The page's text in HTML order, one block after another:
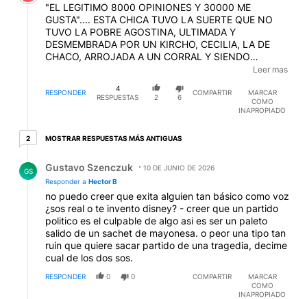
"EL LEGITIMO 8000 OPINIONES Y 30000 ME
GUSTA".... ESTA CHICA TUVO LA SUERTE QUE NO
TUVO LA POBRE AGOSTINA, ULTIMADA Y
DESMEMBRADA POR UN KIRCHO, CECILIA, LA DE
CHACO, ARROJADA A UN CORRAL Y SIENDO
ALIMENTO DE LOS ANIMALES, O LA SOBRINA DE
SANGRE DE ALPEROVICH, QUE NO PODIA CREER
QUE ERA SU TIO EL QUE SE LE TIRABA ENCIMA... O
BRIEGER, EXHIBICIONISTA EN ATC EN EL STAFF DE
SOLEDAD MORALES, ANIQUILADA POR LOS
TIEMPOS... POR SUERTE, ESTA PIBA NO SE CRUZO
CON UN KIRCH0
Leer mas
RESPONDER
4
RESPUESTAS
2 6
COMPARTIR
MARCAR
COMO
INAPROPIADO
22 respuestas más antiguas
MOSTRAR RESPUESTAS MÁS ANTIGUAS
GS Gustavo Szenczuk
10 DE JUNIO DE 2026
Responder a Hector B
no puedo creer que exita alguien tan básico como voz
¿sos real o te invento disney? - creer que un partido
politico es el culpable de algo asi es ser un paleto
salido de un sachet de mayonesa. o peor una tipo tan
ruin que quiere sacar partido de una tragedia, decime
cual de los dos sos.
RESPONDER 0 0 COMPARTIR
MARCAR
COMO
INAPROPIADO